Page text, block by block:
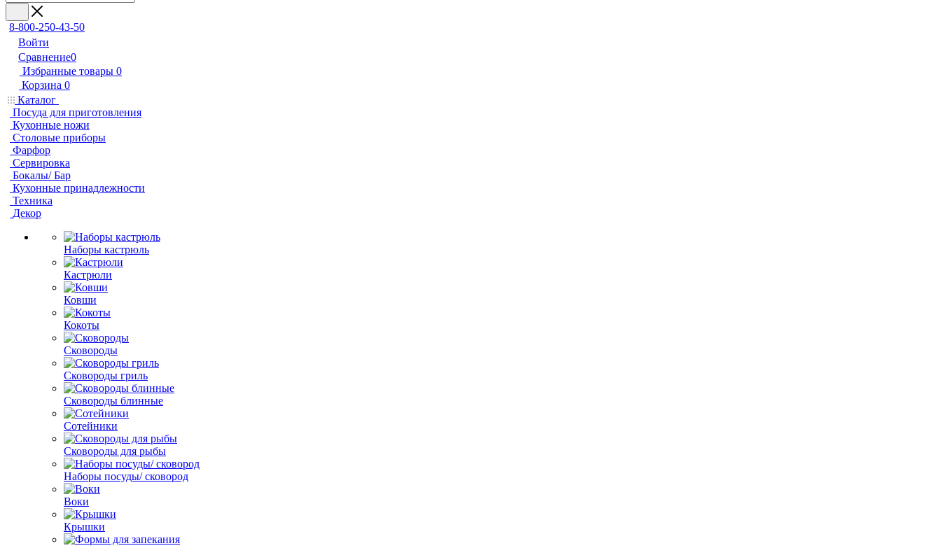
8-800-250-43-50
Войти
Сравнение0
Избранные товары 0
Корзина 0
Каталог
Посуда для приготовления
Кухонные ножи
Столовые приборы
Фарфор
Сервировка
Бокалы/ Бар
Кухонные принадлежности
Техника
Декор
Наборы кастрюль
Кастрюли
Ковши
Кокоты
Сковороды
Сковороды гриль
Сковороды блинные
Сотейники
Сковороды для рыбы
Наборы посуды/ сковород
Воки
Крышки